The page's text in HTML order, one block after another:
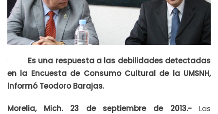
· Es una respuesta a las debilidades detectadas
en la Encuesta de Consumo Cultural de la UMSNH,
informó Teodoro Barajas.
Morelia, Mich. 23 de septiembre de 2013.- Las